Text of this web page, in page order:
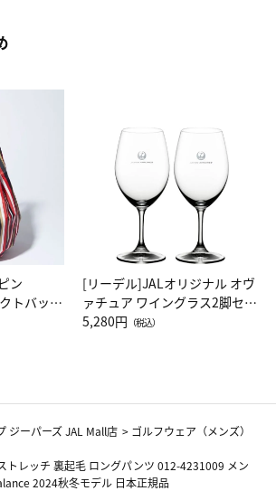
ン
トバッグ
LC）ス
[リーデル]JALオリジナル オヴ
ァチュア ワイングラス2脚セッ
ト（レッドワイン）
5,280円 （税込）
ジーパーズ JAL Mall店 > ゴルフウェア（メンズ）
トレッチ 裏起毛 ロングパンツ 012-4231009 メン
2024秋冬モデル 日本正規品